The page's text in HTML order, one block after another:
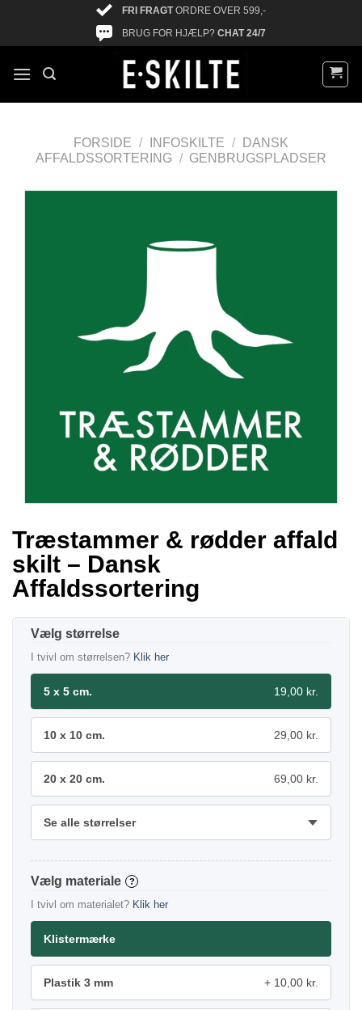
FRI FRAGTORDRE OVER 599,-
BRUG FOR HJÆLP? CHAT 24/7
FORSIDE / INFOSKILTE /
DANSK
AFFALDSSORTERING / GENBRUGSPLADSER
Træstammer & rødder affald
skilt – Dansk
Affaldssortering
størrelse
I tvivl om størrelsen? Klik her
5 x 5 cm. 19,00 kr.
10 x 10 cm. 29,00 kr.
20 x 20 cm. 69,00 kr.
Se alle størrelser
materiale ?
I tvivl om materialet? Klik her
Klistermærke
Plastik 3 mm 10,00 kr.